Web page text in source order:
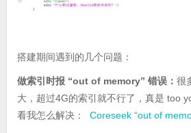
搭建期间遇到的几个问题：
做索引时报 “out of memory” 错误： 很
大，超过4G的索引就不行了，真是 too
看我怎么解决： Coreseek “out of